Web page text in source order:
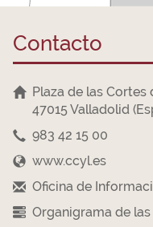
Contacto
Plaza de las Cortes
47015 Valladolid
983 42 15 00
www.ccyl.es
Oficina de
Organigrama de